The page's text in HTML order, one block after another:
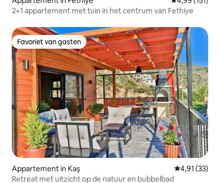
2+1 appartement met tuin in het centrum van Fethiye
Favoriet van gasten
Favoriet van gasten
Appartement in Kaş Gemiddelde
4,91 (33)
Retreat met uitzicht op de natuur en bubbelbad